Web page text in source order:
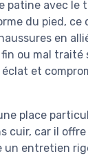
patine avec le
du pied,
en
ou mal traité
et
place
cuir, car il
un entretien